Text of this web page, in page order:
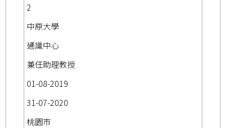
2
中原大學
通識中心
兼任助理教授
01-08-2019
31-07-2020
桃園市